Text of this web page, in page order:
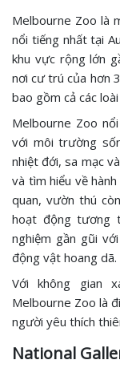
Melbourne Zoo là
nổi tiếng nhất tại
khu vực rộng lớn
nơi cư trú của hơn
bao gồm cả các
Melbourne Zoo
với môi trường
nhiệt đới, sa mạc
và tìm hiểu về
quan, vườn thú
hoạt động tương
nghiệm gần gũi
động vật hoang dã.
Với không gian
Melbourne Zoo là
người yêu thích
National